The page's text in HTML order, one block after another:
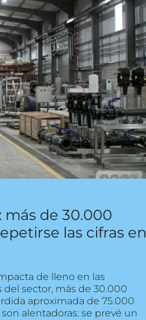
de 30.000
las cifras en
de lleno en las
sector, más de 30.000
aproximada de 75.000
alentadoras: se prevé un